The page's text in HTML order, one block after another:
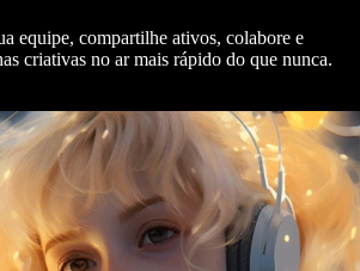
equipe, compartilhe ativos, colabore e
criativas no ar mais rápido do que nunca.